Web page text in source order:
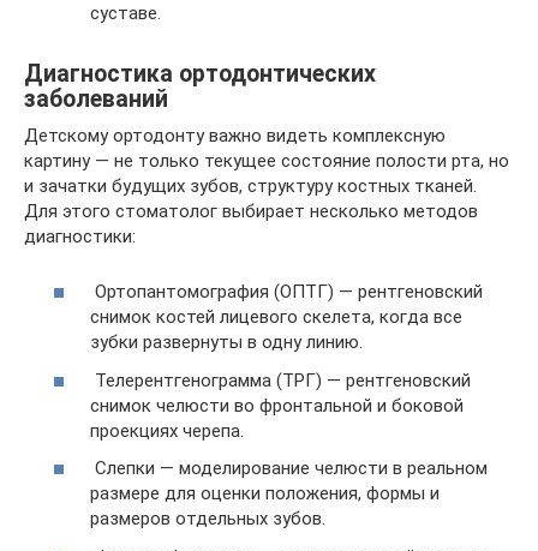
суставе.
Диагностика ортодонтических
заболеваний
Детскому ортодонту важно видеть комплексную
картину — не только текущее состояние полости рта, но
и зачатки будущих зубов, структуру костных тканей.
Для этого стоматолог выбирает несколько методов
диагностики:
Ортопантомография (ОПТГ) — рентгеновский
снимок костей лицевого скелета, когда все
зубки развернуты в одну линию.
Телерентгенограмма (ТРГ) — рентгеновский
снимок челюсти во фронтальной и боковой
проекциях черепа.
Слепки — моделирование челюсти в реальном
размере для оценки положения, формы и
размеров отдельных зубов.